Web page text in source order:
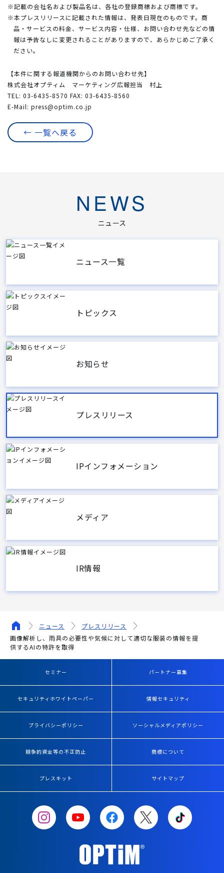
※記載の会社名および製品名は、各社の登録商標および商標です。
※本プレスリリースに記載された情報は、発表日現在のものです。商
品・サービスの料金、サービス内容・仕様、お問い合わせ先などの情
報は予告なしに変更されることがありますので、あらかじめご了承く
ださい。
【本件に関する報道機関からのお問い合わせ先】
株式会社オプティム マーケティング広報担当 村上
TEL: 03-6435-8570 FAX: 03-6435-8560
E-Mail: press@optim.co.jp
← 一覧へ戻る
NEWS
ニュース
ニュース一覧
トピックス
お知らせ
プレスリリース
IPインフォメーション
メディア
IR情報
ニュース
プレスリリース
画像解析し、雨具の必要性や気候に対して適切な服装の情報を提
供するAIの特許を取得
セミナー パートナー募集
セキュリティホワイトペーパー 情報セキュリティ
プライバシーポリシー ソーシャルメディアポリシー
競争的資金等の不正防止 商標について
プレスキット サイトマップ